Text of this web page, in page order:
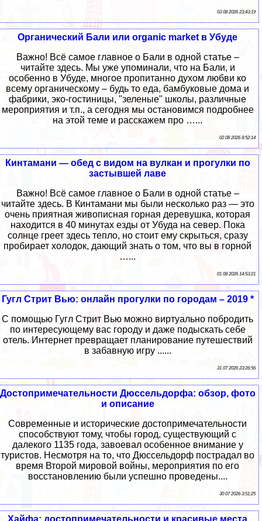
03 08 2026 23:43:19
Органический Бали или organic market в Убуде
Важно! Всё самое главное о Бали в одной статье –
читайте здесь. Мы уже упоминали, что на Бали, и
особенно в Убуде, многое пропитанно духом любви ко
всему органическому – будь то еда, бамбуковые дома и
фабрики, эко-гостиницы, "зеленые" школы, различные
мероприятия и т.п., а сегодня мы остановимся подробнее
на этой теме и расскажем про …...
02 08 2026 8:52:14
Кинтамани — обед с видом на вулкан и прогулки по
застывшей лаве
Важно! Всё самое главное о Бали в одной статье –
читайте здесь. В Кинтамани мы были несколько раз — это
очень приятная живописная горная деревушка, которая
находится в 40 минутах езды от Убуда на север. Пока
солнце греет здесь тепло, но стоит ему скрыться, сразу
пробирает холодок, дающий знать о том, что вы в горной
…...
01 08 2026 14:53:21
Гугл Стрит Вью: онлайн прогулки по городам – 2019 *
С помощью Гугл Стрит Вью можно виртуально побродить
по интересующему вас городу и даже подыскать себе
отель. Интернет превращает планирование путешествий
в забавную игру ......
31 07 2026 23:26:56
Достопримечательности Дюссельдорфа: обзор, фото
и описание
Современные и исторические достопримечательности
способствуют тому, чтобы город, существующий с
далекого 1135 года, завоевал особенное внимание у
туристов. Несмотря на то, что Дюссельдорф пострадал во
время Второй мировой войны, мероприятия по его
восстановлению были успешно проведены....
30 07 2026 3:51:25
Хайфа: достопримечательности и красивые места